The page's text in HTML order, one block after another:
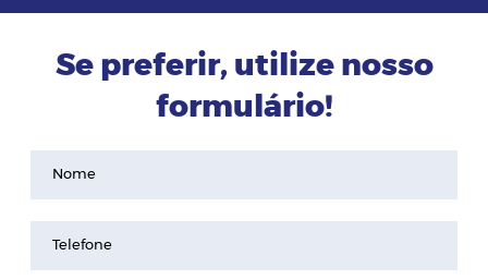
Se preferir, utilize nosso
formulário!
Nome
Telefone